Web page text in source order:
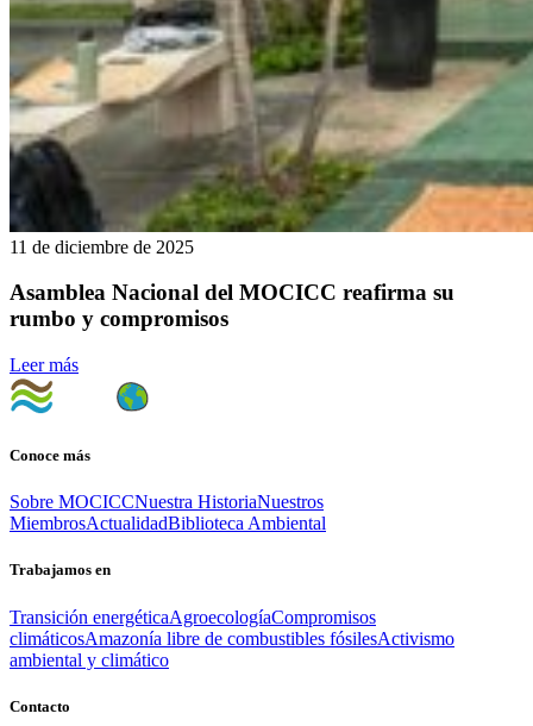
11 de diciembre de 2025
Asamblea Nacional del MOCICC reafirma su
rumbo y compromisos
Leer más
Conoce más
Sobre MOCICCNuestra HistoriaNuestros
MiembrosActualidadBiblioteca Ambiental
Trabajamos en
Transición energéticaAgroecologíaCompromisos
climáticosAmazonía libre de combustibles fósilesActivismo
ambiental y climático
Contacto